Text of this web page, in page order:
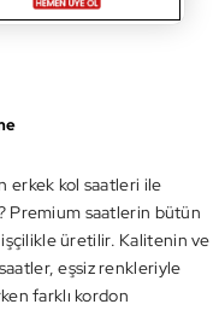
erkek kol saatleri ile
Premium saatlerin bütün
üretilir. Kalitenin ve
eşsiz renkleriyle
farklı kordon